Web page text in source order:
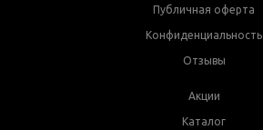
Публичная оферта
Конфиденциальность
Отзывы
Акции
Каталог